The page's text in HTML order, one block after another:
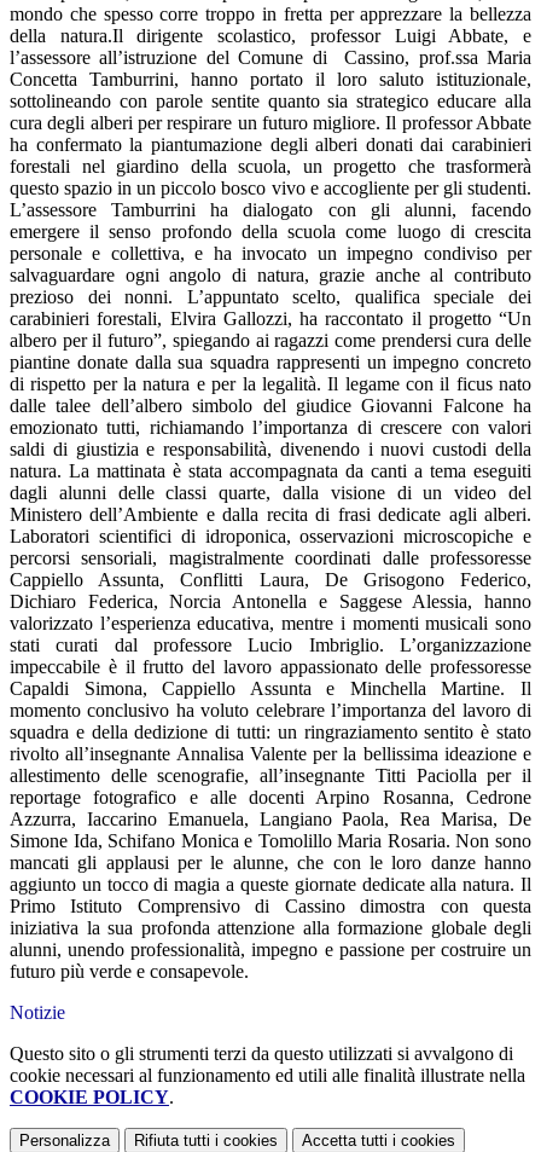
mondo che spesso corre troppo in fretta per apprezzare la bellezza
della natura.Il dirigente scolastico, professor Luigi Abbate, e
l’assessore all’istruzione del Comune di Cassino, prof.ssa Maria
Concetta Tamburrini, hanno portato il loro saluto istituzionale,
sottolineando con parole sentite quanto sia strategico educare alla
cura degli alberi per respirare un futuro migliore. Il professor Abbate
ha confermato la piantumazione degli alberi donati dai carabinieri
forestali nel giardino della scuola, un progetto che trasformerà
questo spazio in un piccolo bosco vivo e accogliente per gli studenti.
L’assessore Tamburrini ha dialogato con gli alunni, facendo
emergere il senso profondo della scuola come luogo di crescita
personale e collettiva, e ha invocato un impegno condiviso per
salvaguardare ogni angolo di natura, grazie anche al contributo
prezioso dei nonni. L’appuntato scelto, qualifica speciale dei
carabinieri forestali, Elvira Gallozzi, ha raccontato il progetto “Un
albero per il futuro”, spiegando ai ragazzi come prendersi cura delle
piantine donate dalla sua squadra rappresenti un impegno concreto
di rispetto per la natura e per la legalità. Il legame con il ficus nato
dalle talee dell’albero simbolo del giudice Giovanni Falcone ha
emozionato tutti, richiamando l’importanza di crescere con valori
saldi di giustizia e responsabilità, divenendo i nuovi custodi della
natura. La mattinata è stata accompagnata da canti a tema eseguiti
dagli alunni delle classi quarte, dalla visione di un video del
Ministero dell’Ambiente e dalla recita di frasi dedicate agli alberi.
Laboratori scientifici di idroponica, osservazioni microscopiche e
percorsi sensoriali, magistralmente coordinati dalle professoresse
Cappiello Assunta, Conflitti Laura, De Grisogono Federico,
Dichiaro Federica, Norcia Antonella e Saggese Alessia, hanno
valorizzato l’esperienza educativa, mentre i momenti musicali sono
stati curati dal professore Lucio Imbriglio. L’organizzazione
impeccabile è il frutto del lavoro appassionato delle professoresse
Capaldi Simona, Cappiello Assunta e Minchella Martine. Il
momento conclusivo ha voluto celebrare l’importanza del lavoro di
squadra e della dedizione di tutti: un ringraziamento sentito è stato
rivolto all’insegnante Annalisa Valente per la bellissima ideazione e
allestimento delle scenografie, all’insegnante Titti Paciolla per il
reportage fotografico e alle docenti Arpino Rosanna, Cedrone
Azzurra, Iaccarino Emanuela, Langiano Paola, Rea Marisa, De
Simone Ida, Schifano Monica e Tomolillo Maria Rosaria. Non sono
mancati gli applausi per le alunne, che con le loro danze hanno
aggiunto un tocco di magia a queste giornate dedicate alla natura. Il
Primo Istituto Comprensivo di Cassino dimostra con questa
iniziativa la sua profonda attenzione alla formazione globale degli
alunni, unendo professionalità, impegno e passione per costruire un
futuro più verde e consapevole.
Notizie
Questo sito o gli strumenti terzi da questo utilizzati si avvalgono di
cookie necessari al funzionamento ed utili alle finalità illustrate nella
COOKIE POLICY.
Personalizza Rifiuta tutti i cookies Accetta tutti i cookies